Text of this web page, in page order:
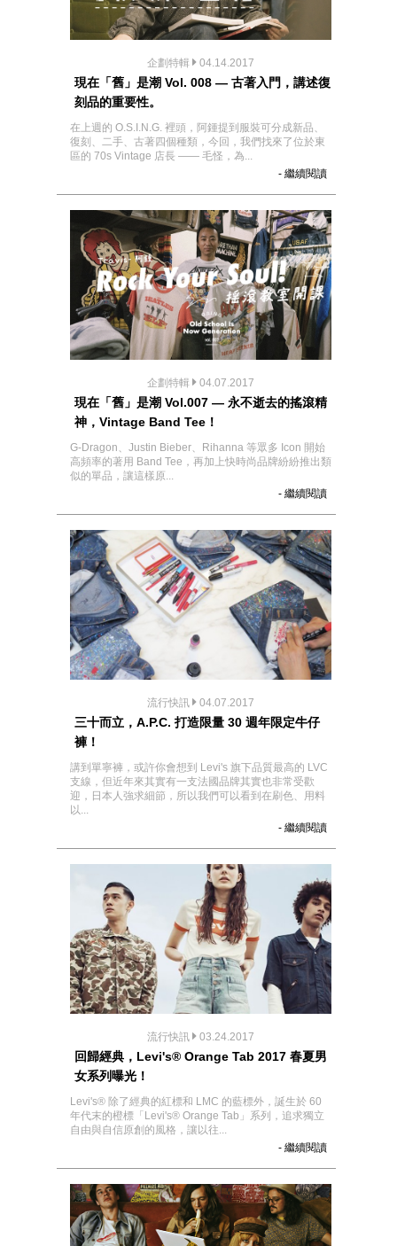
企劃特輯 04.14.2017
現在「舊」是潮 Vol. 008 — 古著入門，講述復
刻品的重要性。
在上週的 O.S.I.N.G. 裡頭，阿鍾提到服裝可分成新品、
復刻、二手、古著四個種類，今回，我們找來了位於東
區的 70s Vintage 店長 —— 毛怪，為...
- 繼續閱讀
企劃特輯 04.07.2017
現在「舊」是潮 Vol.007 — 永不逝去的搖滾精
神，Vintage Band Tee！
G-Dragon、Justin Bieber、Rihanna 等眾多 Icon 開始
高頻率的著用 Band Tee，再加上快時尚品牌紛紛推出類
似的單品，讓這樣原...
- 繼續閱讀
流行快訊 04.07.2017
三十而立，A.P.C. 打造限量 30 週年限定牛仔
褲！
講到單寧褲，或許你會想到 Levi's 旗下品質最高的 LVC
支線，但近年來其實有一支法國品牌其實也非常受歡
迎，日本人強求細節，所以我們可以看到在刷色、用料
以...
- 繼續閱讀
流行快訊 03.24.2017
回歸經典，Levi's® Orange Tab 2017 春夏男
女系列曝光！
Levi's® 除了經典的紅標和 LMC 的藍標外，誕生於 60
年代末的橙標「Levi's® Orange Tab」系列，追求獨立
自由與自信原創的風格，讓以往...
- 繼續閱讀